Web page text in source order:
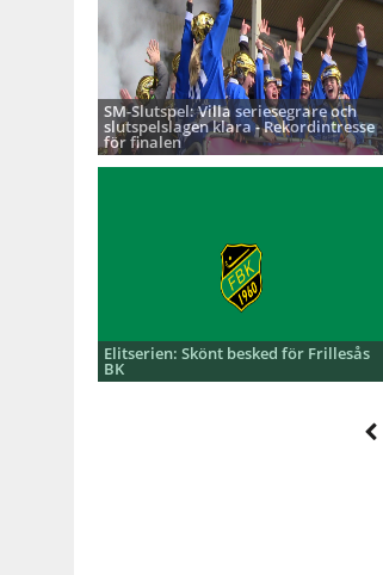
SM-Slutspel: Villa seriesegrare och
slutspelslagen klara - Rekordintresse
för finalen
Elitserien: Skönt besked för Frillesås
BK